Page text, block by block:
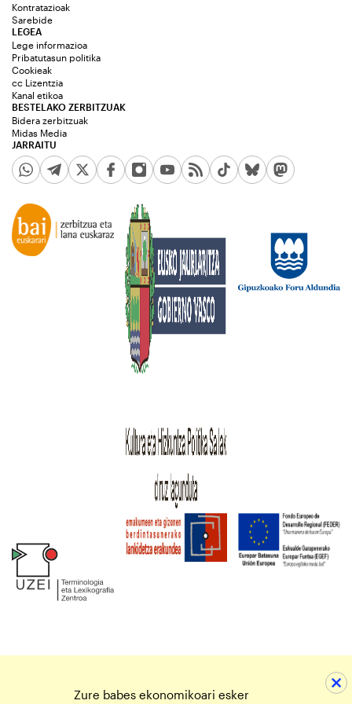
Kontratazioak
Sarebide
JARRAITU
LEGEA
Lege informazioa
Pribatutasun politika
Cookieak
cc Lizentzia
Kanal etikoa
BESTELAKO ZERBITZUAK
Bidera zerbitzuak
Midas Media
Zure babes ekonomikoari esker